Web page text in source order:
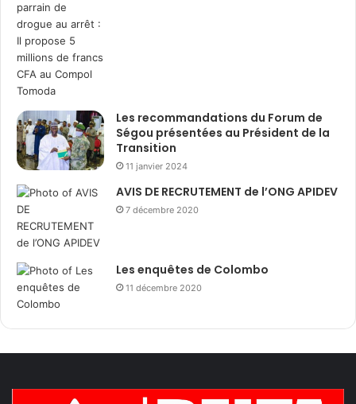
Les recommandations du Forum de
Ségou présentées au Président de la
Transition
11 janvier 2024
AVIS DE RECRUTEMENT de l’ONG APIDEV
7 décembre 2020
Les enquêtes de Colombo
11 décembre 2020